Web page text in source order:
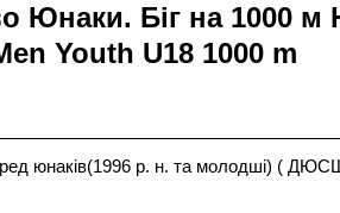
Юнаки. Біг на 1000 м
Youth U18 1000 m
юнаків(1996 р. н. та молодші) (